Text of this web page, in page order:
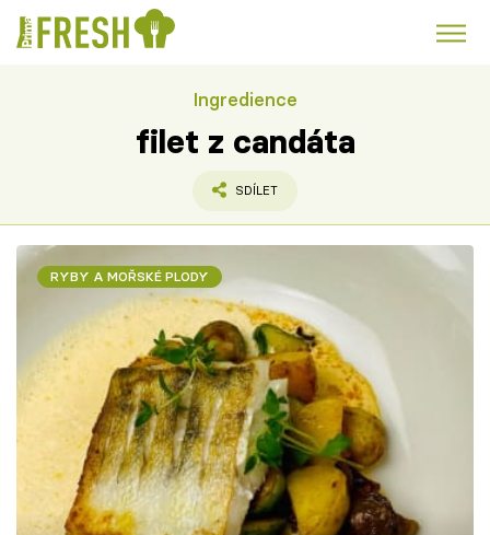
Polévky k večeři
Čokoláda
Témata
Recepty
Články
TV Program
Škola vaření
Ingredience
filet z candáta
SDÍLET
RYBY A MOŘSKÉ PLODY